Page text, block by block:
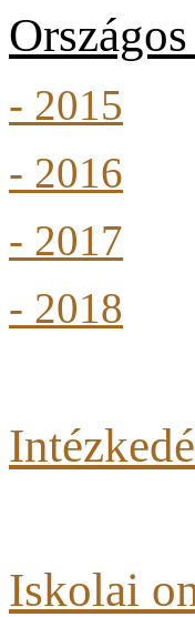
- 2015
- 2016
- 2017
- 2018
Iskolai